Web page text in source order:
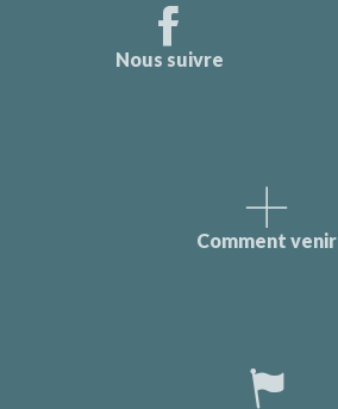
Nous suivre
Comment venir